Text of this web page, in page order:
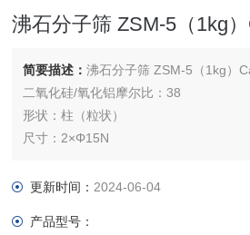
沸石分子筛 ZSM-5（1kg
简要描述：沸石分子筛 ZSM-5（1kg）
二氧化硅/氧化铝摩尔比：38
形状：柱（粒状）
尺寸：2×Φ15N
体积密度：0.72公斤/升
抗压强度：≥98 N/cm2
更新时间： 2024-06-04
产品型号：